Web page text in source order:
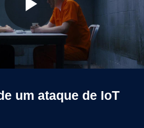
Play
um ataque de IoT